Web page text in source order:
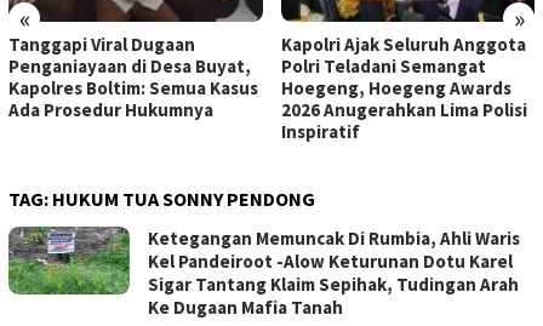
« »
Tanggapi Viral Dugaan
Penganiayaan di Desa Buyat,
Kapolres Boltim: Semua Kasus
Ada Prosedur Hukumnya
Kapolri Ajak Seluruh Anggota
Polri Teladani Semangat
Hoegeng, Hoegeng Awards
2026 Anugerahkan Lima Polisi
Inspiratif
TAG: HUKUM TUA SONNY PENDONG
Ketegangan Memuncak Di Rumbia, Ahli Waris
Kel Pandeiroot -Alow Keturunan Dotu Karel
Sigar Tantang Klaim Sepihak, Tudingan Arah
Ke Dugaan Mafia Tanah